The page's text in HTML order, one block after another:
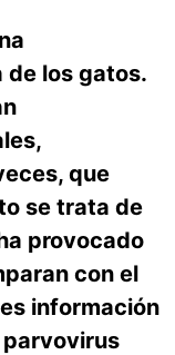
los gatos.
que
se trata de
provocado
con el
información
parvovirus